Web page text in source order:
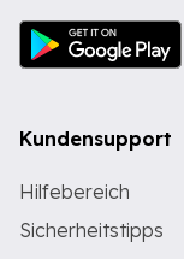
Kundensupport
Hilfebereich
Sicherheitstipps